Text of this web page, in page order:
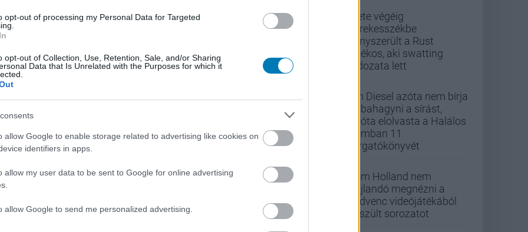
opt-out of processing my Personal Data for Targeted
opt-out of Collection, Use, Retention, Sale, and/or Sharing
Data that Is Unrelated with the Purposes for which it
allow Google to enable storage related to advertising like cookies on
identifiers in apps.
allow my user data to be sent to Google for online advertising
allow Google to send me personalized advertising.
Élete végéig
kerekesszékbe
kényszerült a Rust
játékos, aki swatting
áldozata lett
Vin Diesel azóta nem bírja
abbahagyni a sírást,
mióta elolvasta a Halálos
iramban 11
forgatókönyvét
Tom Holland nem
hajlandó megnézni a
kedvenc videójátékából
készült sorozatot